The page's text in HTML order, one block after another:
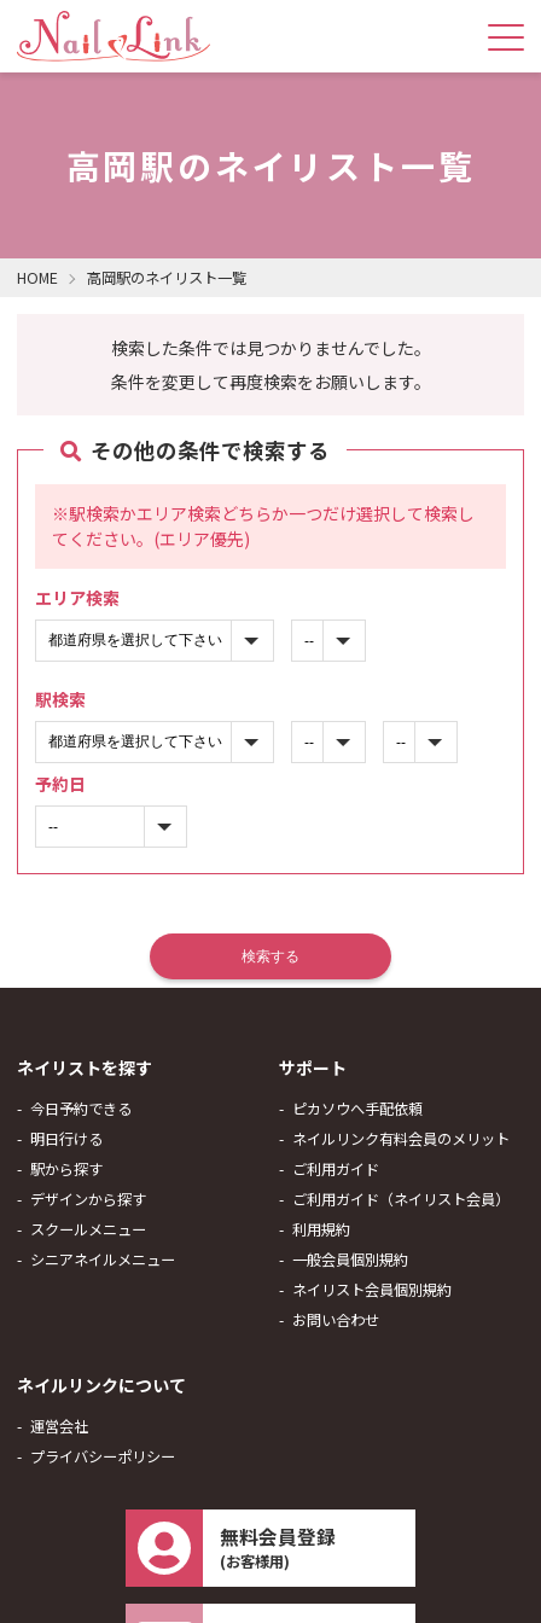
高岡駅のネイリスト一覧
HOME 高岡駅のネイリスト一覧
検索した条件では見つかりませんでした。
条件を変更して再度検索をお願いします。
その他の条件で検索する
※駅検索かエリア検索どちらか一つだけ選択して検索し
てください。(エリア優先)
エリア検索
駅検索
予約日
ネイリストを探す
今日予約できる
明日行ける
駅から探す
デザインから探す
スクールメニュー
シニアネイルメニュー
サポート
ピカソウへ手配依頼
ネイルリンク有料会員のメリット
ご利用ガイド
ご利用ガイド（ネイリスト会員）
利用規約
一般会員個別規約
ネイリスト会員個別規約
お問い合わせ
ネイルリンクについて
運営会社
プライバシーポリシー
無料会員登録
(お客様用)